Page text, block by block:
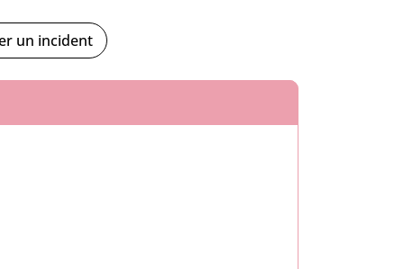
un incident